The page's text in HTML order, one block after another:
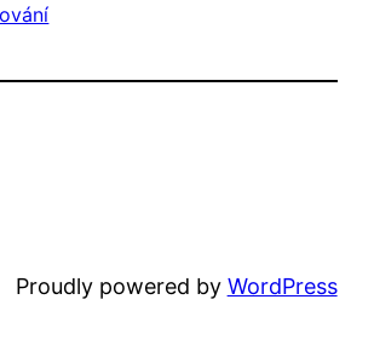
Proudly powered by WordPress